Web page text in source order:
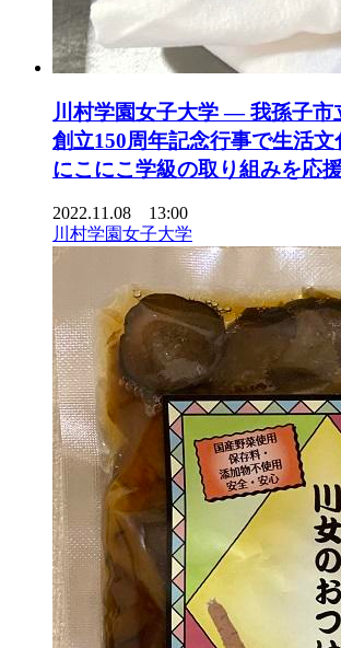
川村学園女子大学 — 我孫子市
創立150周年記念行事で生活
にこにこ学級の取り組みを応
2022.11.08 13:00
川村学園女子大学